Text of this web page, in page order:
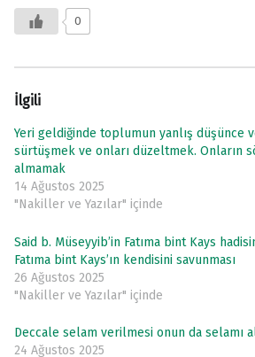
0
İlgili
Yeri geldiğinde toplumun yanlış düşünce
sürtüşmek ve onları düzeltmek. Onların
almamak
14 Ağustos 2025
"Nakiller ve Yazılar" içinde
Said b. Müseyyib’in Fatıma bint Kays
Fatıma bint Kays’ın kendisini savunması
26 Ağustos 2025
"Nakiller ve Yazılar" içinde
Deccale selam verilmesi onun da selamı
24 Ağustos 2025